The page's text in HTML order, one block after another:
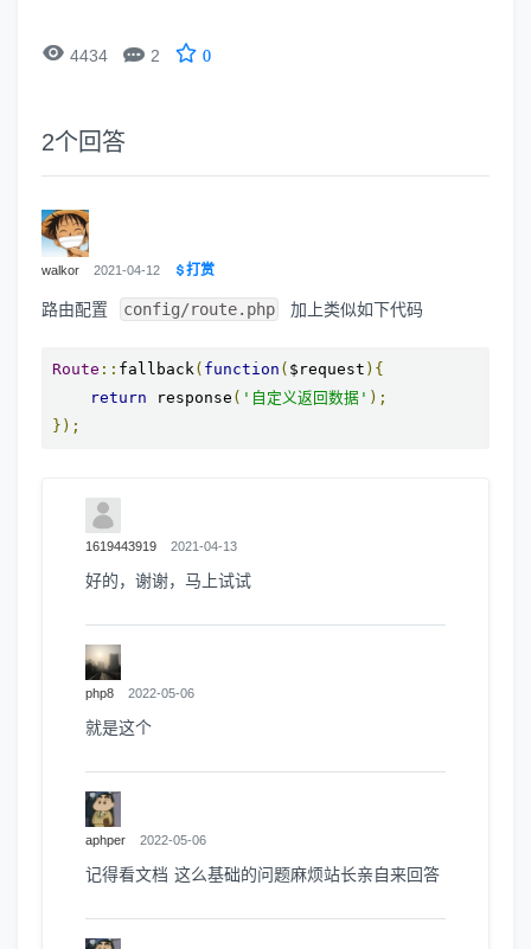
 4434  2 0
2个回答
walkor 2021-04-12 打赏
路由配置 config/route.php 加上类似如下代码
Route :: fallback ( function ( $request ){
return response ( '自定义返回数据' );
});
1619443919 2021-04-13
好的，谢谢，马上试试
php8 2022-05-06
就是这个
aphper 2022-05-06
记得看文档 这么基础的问题麻烦站长亲自来回答